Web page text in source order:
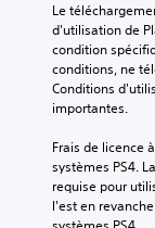
Le
d'utilisation de
condition
conditions, ne
Conditions
importantes.
Frais de licence
systèmes PS4.
requise pour
l'est en